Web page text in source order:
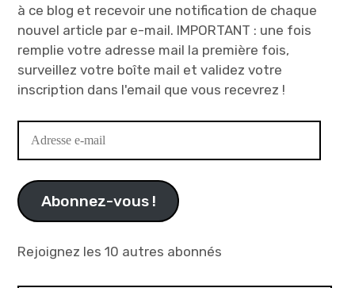
à ce blog et recevoir une notification de chaque
nouvel article par e-mail. IMPORTANT : une fois
remplie votre adresse mail la première fois,
surveillez votre boîte mail et validez votre
inscription dans l'email que vous recevrez !
e-
Abonnez-vous !
Rejoignez les 10 autres abonnés